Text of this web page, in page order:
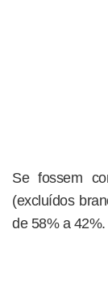
Se fossem
(excluídos
de 58% a 42%.